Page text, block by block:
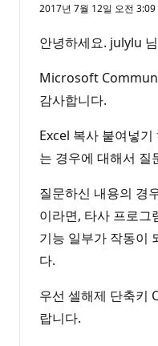
2017년 7월 12일 오전 3:09
안녕하세요. julylu
Microsoft
감사합니다.
Excel 복사 붙여넣
는 경우에 대해서 질
질문하신 내용의 경
이라면, 타사 프로그
기능 일부가 작동이
다.
우선 셀해제 단축키
랍니다.